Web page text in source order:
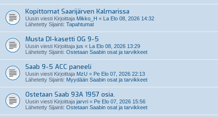
Kopittomat Saarijärven Kalmarissa
Uusin viesti Kirjoittaja Mikko_H « La Elo 08, 2026 14:32
Lähetetty Sijainti: Tapahtumat
Musta DI-kasetti OG 9-5
Uusin viesti Kirjoittaja jus « La Elo 08, 2026 13:29
Lähetetty Sijainti: Ostetaan Saabin osat ja tarvikkeet
Saab 9-5 ACC paneeli
Uusin viesti Kirjoittaja MzU « Pe Elo 07, 2026 22:13
Lähetetty Sijainti: Myydään Saabin osat ja tarvikkeet
Ostetaan Saab 93A 1957 osia.
Uusin viesti Kirjoittaja jarvri « Pe Elo 07, 2026 15:56
Lähetetty Sijainti: Ostetaan Saabin osat ja tarvikkeet